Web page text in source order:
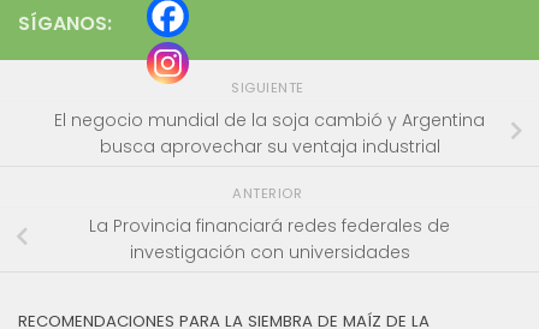
SÍGANOS:
SIGUIENTE
El negocio mundial de la soja cambió y Argentina
busca aprovechar su ventaja industrial
ANTERIOR
La Provincia financiará redes federales de
investigación con universidades
RECOMENDACIONES PARA LA SIEMBRA DE MAÍZ DE LA